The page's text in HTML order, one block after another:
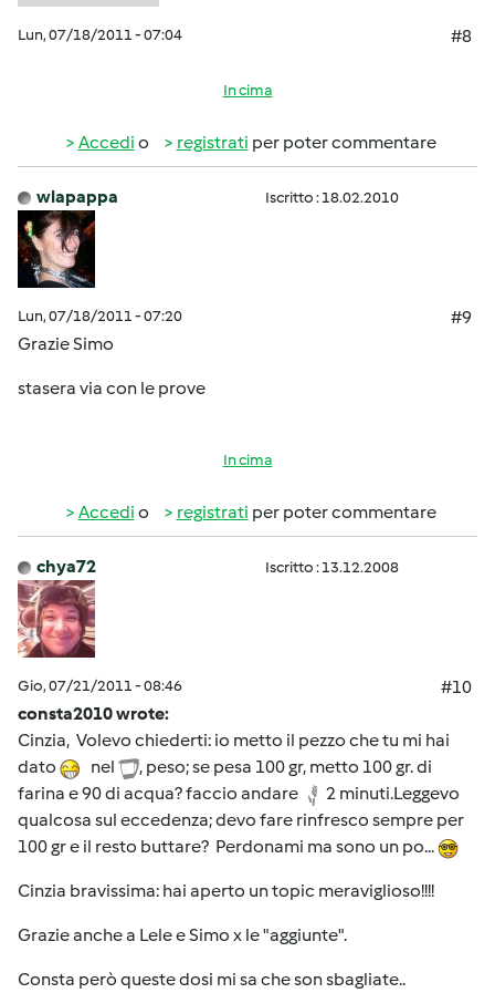
Lun, 07/18/2011 - 07:04 #8
In cima
Accedi o registrati per poter commentare
wlapappa Iscritto : 18.02.2010
Lun, 07/18/2011 - 07:20
#9
Grazie Simo
stasera via con le prove
In cima
Accedi o registrati per poter commentare
chya72 Iscritto : 13.12.2008
Gio, 07/21/2011 - 08:46
#10
consta2010 wrote:
Cinzia, Volevo chiederti: io metto il pezzo che tu mi hai
dato
nel
, peso; se pesa 100 gr, metto 100 gr. di
farina e 90 di acqua? faccio andare
2 minuti.Leggevo
qualcosa sul eccedenza; devo fare rinfresco sempre per
100 gr e il resto buttare? Perdonami ma sono un po...
Cinzia bravissima: hai aperto un topic meraviglioso!!!!
Grazie anche a Lele e Simo x le "aggiunte".
Consta però queste dosi mi sa che son sbagliate..